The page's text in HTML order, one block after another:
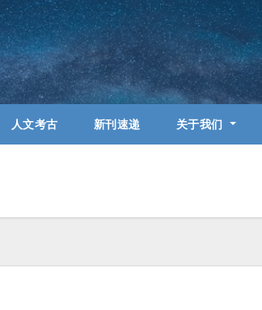
人文考古 新刊速递 关于我们